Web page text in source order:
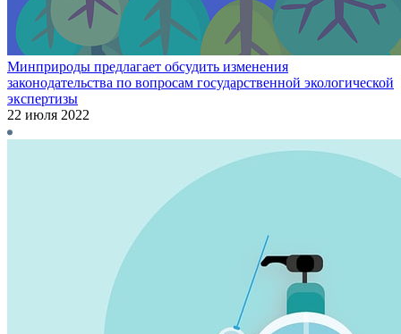
Минприроды предлагает обсудить изменения
законодательства по вопросам государственной экологической
экспертизы
22 июля 2022